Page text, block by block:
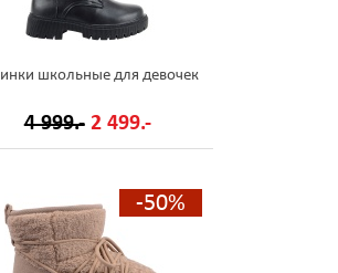
школьные для девочек
4 999.- 2 499.-
-50%